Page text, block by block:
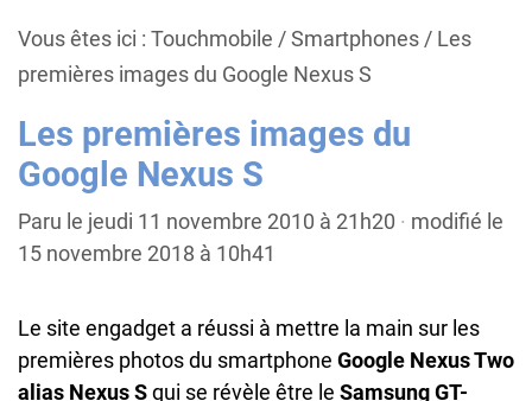
Vous êtes ici : Touchmobile /Smartphones/ Les
premières images du Google Nexus S
Les premières images du
Google Nexus S
Paru le jeudi 11 novembre 2010 à 21h20 · modifié le
15 novembre 2018 à 10h41
Le site engadget a réussi à mettre la main sur les
premières photos du smartphone Google Nexus Two
alias Nexus Squi se révèle être le Samsung GT-